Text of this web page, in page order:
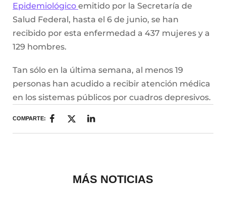
Epidemiológico emitido por la Secretaría de
Salud Federal, hasta el 6 de junio, se han
recibido por esta enfermedad a 437 mujeres y a
129 hombres.
Tan sólo en la última semana, al menos 19
personas han acudido a recibir atención médica
en los sistemas públicos por cuadros depresivos.
COMPARTE:
MÁS NOTICIAS